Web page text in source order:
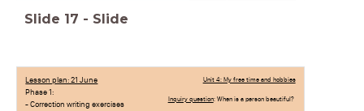
Slide 17 - Slide
Lesson plan: 21 June
Phase 1:
- Correction writing exercises
Unit 4: My free time and hobbies
Inquiry question: When is a person beautiful?